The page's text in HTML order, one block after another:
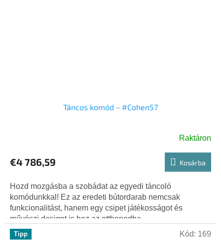
Táncos komód ~ #Cohen57
Raktáron
€4 786,59 Kosárba
Hozd mozgásba a szobádat az egyedi táncoló
komódunkkal! Ez az eredeti bútordarab nemcsak
funkcionalitást, hanem egy csipet játékosságot és
művészi designt is hoz az otthonodba....
Tipp Kód: 169